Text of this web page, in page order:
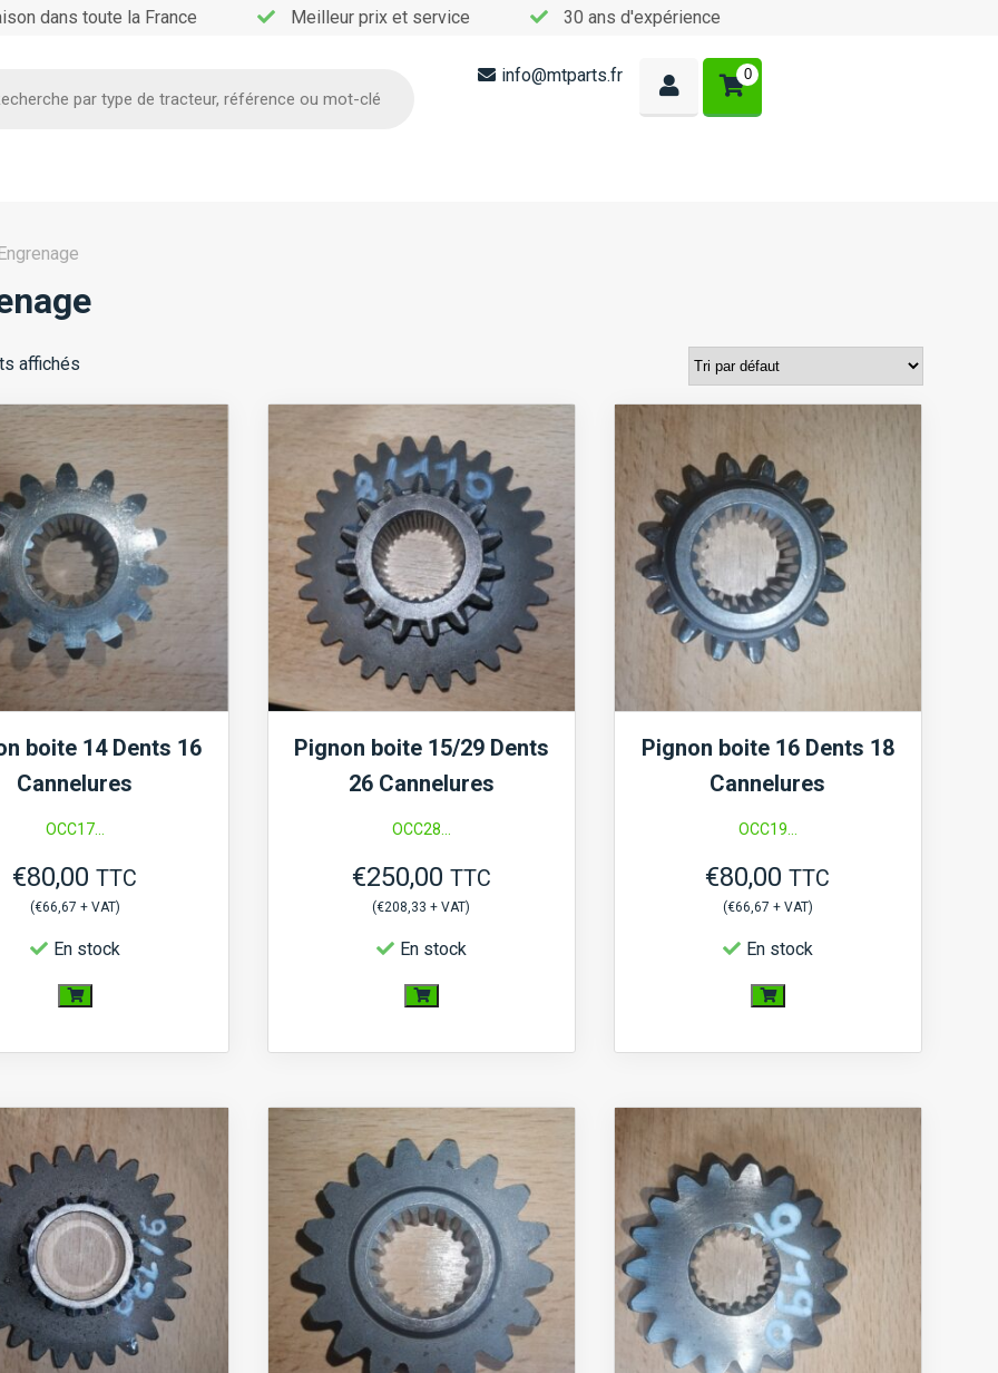
dans toute la France Meilleur prix et service 30 ans d'expérience
info@mtparts.fr 0
affichés
boite 14 Dents 16
Cannelures
OCC17...
€80,00 TTC
(€66,67 + VAT)
En stock
quantité
de
boite
14
Dents
16
Cannelures
Pignon boite 15/29 Dents
26 Cannelures
OCC28...
€250,00 TTC
(€208,33 + VAT)
En stock
quantité
de
boite
15/29
Dents
26
Cannelures
Pignon boite 16 Dents 18
Cannelures
OCC19...
€80,00 TTC
(€66,67 + VAT)
En stock
quantité
de
16
Dents
18
Cannelures